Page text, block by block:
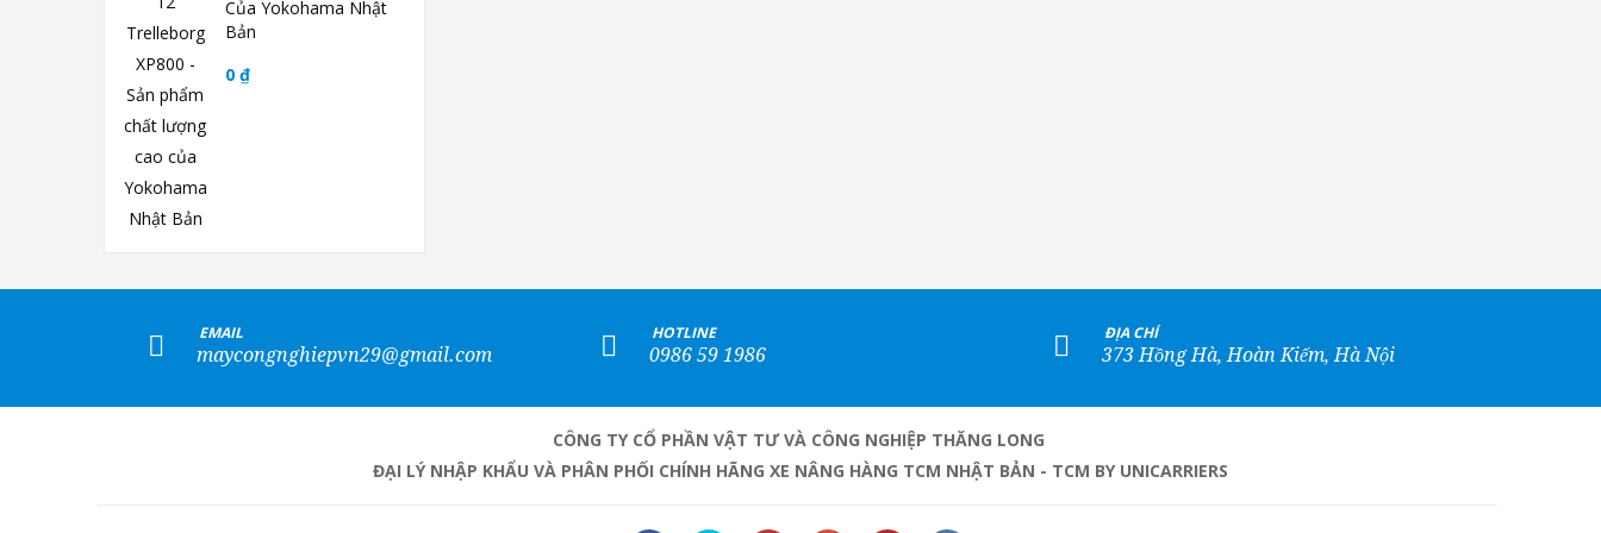
Của Yokohama Nhật
Bản
0 ₫
EMAIL
maycongnghiepvn29@gmail.com
HOTLINE
0986 59 1986
ĐỊA CHỈ
373 Hồng Hà, Hoàn Kiếm, Hà Nội
CÔNG TY CỔ PHẦN VẬT TƯ VÀ CÔNG NGHIỆP THĂNG LONG
ĐẠI LÝ NHẬP KHẨU VÀ PHÂN PHỐI CHÍNH HÃNG XE NÂNG HÀNG TCM NHẬT BẢN - TCM BY UNICARRIERS